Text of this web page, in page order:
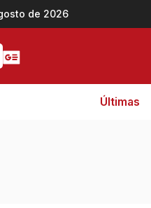
de 2026
Últimas